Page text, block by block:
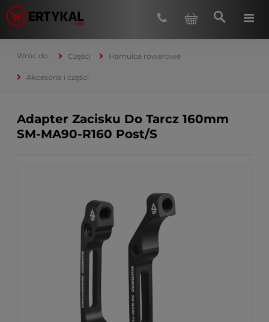
Części Hamulce rowerowe
Akcesoria i części
Adapter Zacisku Do Tarcz 160mm
SM-MA90-R160 Post/S